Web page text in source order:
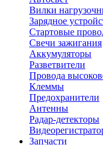
Вилки
Зарядное
Стартовые
Свечи зажигания
Аккумуляторы
Разветвители
Провода
Клеммы
Предохранители
Антенны
Радар-детекторы
Запчасти